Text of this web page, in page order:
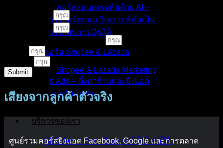
คอร์สสอนเทรดหุ้นด้วย AI –
วางพอร์ตแม่น วิเคราะห์หุ้นเป็น
วางแผนการเงินได้
คอร์ส Shopee & Lazada
Shopee & Lazada Marketing
& Ads – ตั้งค่าร้านและยิงแอด
แบบจับมือทำ
บริการของเรา
SEO Audit Pro – วิเคราะห์เว็บไซต์ให้
Submit
เสียงจากลูกค้าตัวจริง
ศูนย์รวมคอร์สยิงแอด Facebook, Google และการตลาด